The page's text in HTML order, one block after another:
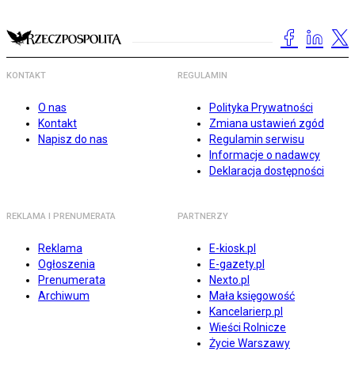
KONTAKT
O nas
Kontakt
Napisz do nas
REGULAMIN
Polityka Prywatności
Zmiana ustawień zgód
Regulamin serwisu
Informacje o nadawcy
Deklaracja dostępności
REKLAMA I PRENUMERATA
Reklama
Ogłoszenia
Prenumerata
Archiwum
PARTNERZY
E-kiosk.pl
E-gazety.pl
Nexto.pl
Mała księgowość
Kancelarierp.pl
Wieści Rolnicze
Życie Warszawy